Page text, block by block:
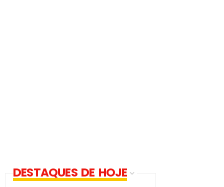
DESTAQUES DE HOJE